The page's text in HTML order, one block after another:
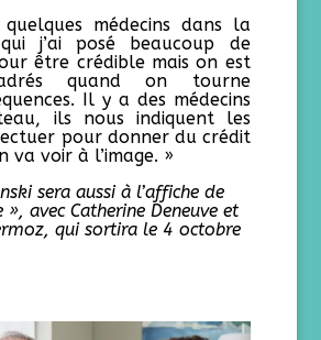
quelques médecins dans la
j’ai posé beaucoup de
être crédible mais on est
quand on tourne
Il y a des médecins
ils nous indiquent les
pour donner du crédit
va voir à l’image. »
sera aussi à l’affiche de
», avec Catherine Deneuve et
qui sortira le 4 octobre